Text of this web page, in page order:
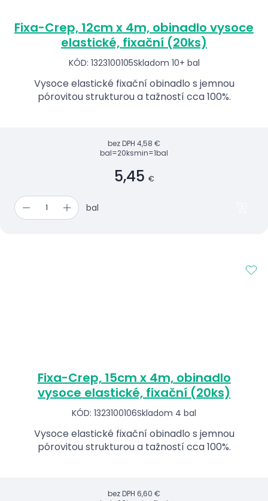
Fixa-Crep, 12cm x 4m, obinadlo vysoce
elastické, fixační (20ks)
KÓD: 1323100105Skladom 10+ bal
Vysoce elastické fixační obinadlo s jemnou
pórovitou strukturou a tažností cca 100%.
bez DPH 4,58 €
bal=20ksmin=1bal
5,45 €
bal
Fixa-Crep, 15cm x 4m, obinadlo
vysoce elastické, fixační (20ks)
KÓD: 1323100106Skladom 4 bal
Vysoce elastické fixační obinadlo s jemnou
pórovitou strukturou a tažností cca 100%.
bez DPH 6,60 €